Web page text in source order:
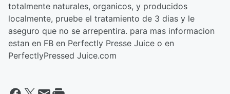
totalmente naturales, organicos, y producidos
localmente, pruebe el tratamiento de 3 dias y le
aseguro que no se arrepentira. para mas informacion
estan en FB en Perfectly Presse Juice o en
PerfectlyPressed Juice.com